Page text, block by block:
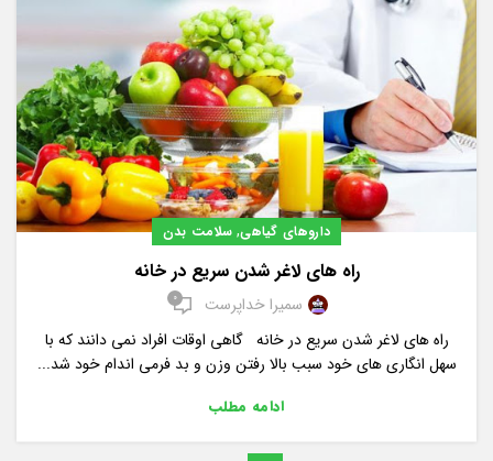
داروهای گیاهی, سلامت بدن
راه های لاغر شدن سریع در خانه
سمیرا خداپرست 0
راه های لاغر شدن سریع در خانه گاهی اوقات افراد نمی دانند که با
سهل انگاری های خود سبب بالا رفتن وزن و بد فرمی اندام خود شد...
ادامه مطلب